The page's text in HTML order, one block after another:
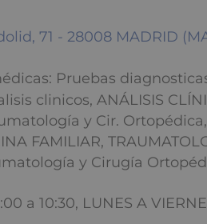
71 - 28008 MADRID
Pruebas
clinicos, ANÁLISIS
y Cir. Ortopédica,
FAMILIAR,
y Cirugía
a 10:30, LUNES A